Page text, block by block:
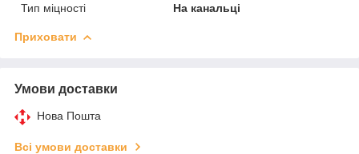
Тип міцності
На канальці
Приховати
Умови доставки
Нова Пошта
Всі умови доставки